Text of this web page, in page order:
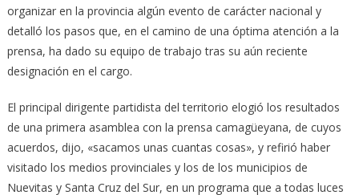
organizar en la provincia algún evento de carácter nacional y
detalló los pasos que, en el camino de una óptima atención a la
prensa, ha dado su equipo de trabajo tras su aún reciente
designación en el cargo.
El principal dirigente partidista del territorio elogió los resultados
de una primera asamblea con la prensa camagüeyana, de cuyos
acuerdos, dijo, «sacamos unas cuantas cosas», y refirió haber
visitado los medios provinciales y los de los municipios de
Nuevitas y Santa Cruz del Sur, en un programa que a todas luces